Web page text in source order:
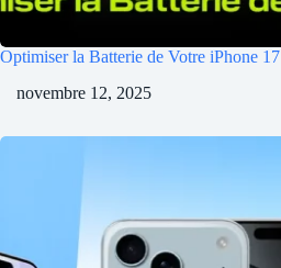
Optimiser la Batterie de Votre iPhone 17
novembre 12, 2025